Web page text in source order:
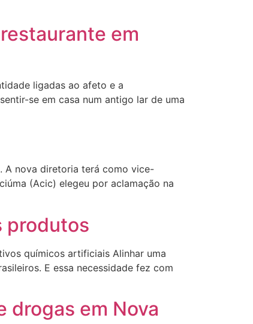
em
ligadas ao afeto e a
se em casa num antigo lar de uma
A nova diretoria terá como vice-
(Acic) elegeu por aclamação na
produtos
químicos artificiais Alinhar uma
E essa necessidade fez com
drogas em Nova